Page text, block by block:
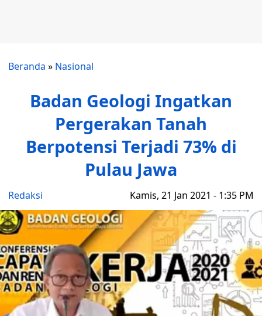
Beranda » Nasional
Badan Geologi Ingatkan
Pergerakan Tanah
Berpotensi Terjadi 73% di
Pulau Jawa
Redaksi Kamis, 21 Jan 2021 - 1:35 PM